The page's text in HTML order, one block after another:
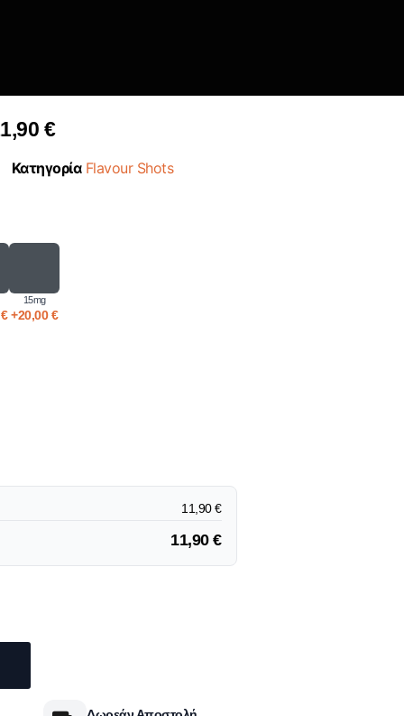
€
Κατηγορία Flavour Shots
€
15mg
+20,00€
11,90€
11,90 €